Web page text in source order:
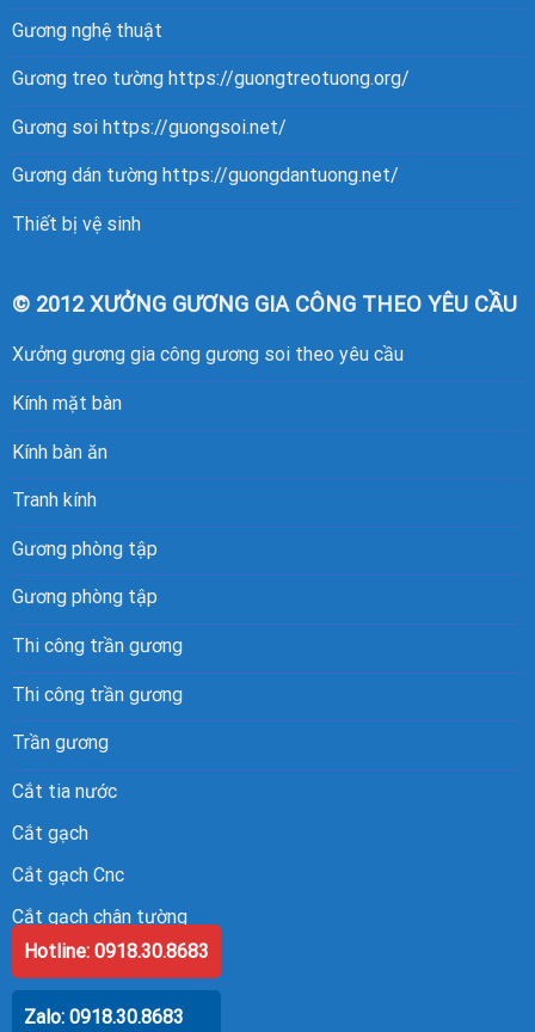
Gương nghệ thuật
Gương treo tường https://guongtreotuong.org/
Gương soi https://guongsoi.net/
Gương dán tường https://guongdantuong.net/
Thiết bị vệ sinh
© 2012 XƯỞNG GƯƠNG GIA CÔNG THEO YÊU CẦU
Xưởng gương gia công gương soi theo yêu cầu
Kính mặt bàn
Kính bàn ăn
Tranh kính
Gương phòng tập
Gương phòng tập
Thi công trần gương
Thi công trần gương
Trần gương
Cắt tia nước
Cắt gạch
Cắt gạch Cnc
Cắt gạch chân tường
Hotline: 0918.30.8683
Zalo: 0918.30.8683